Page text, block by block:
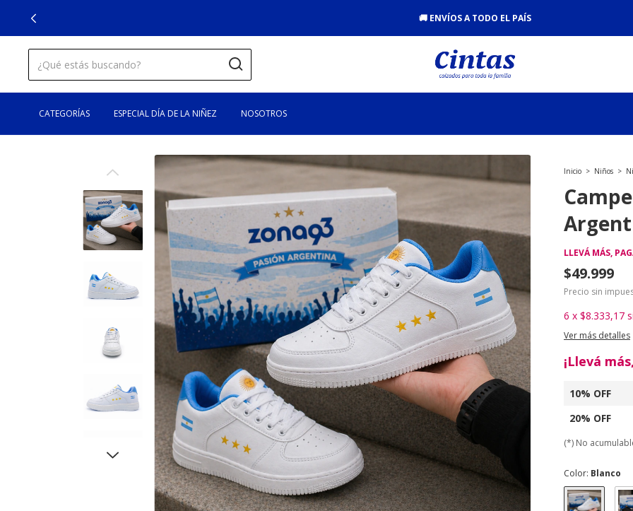
🚚 ENVÍOS A TODO EL PAÍS
CATEGORÍAS ESPECIAL DÍA DE LA NIÑEZ NOSOTROS
Inicio > Niños >
LLEVÁ MÁS,
$49.999
Precio sin
6 x $8.333,17
Ver más detalles
¡Llevá
10% OFF
20% OFF
(*) No
Color: Blanco